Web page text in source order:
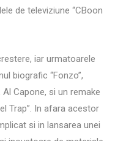
de televiziune “CBoon
iar urmatoarele
biografic “Fonzo”,
Capone, si un remake
Trap”. In afara acestor
si in lansarea unei